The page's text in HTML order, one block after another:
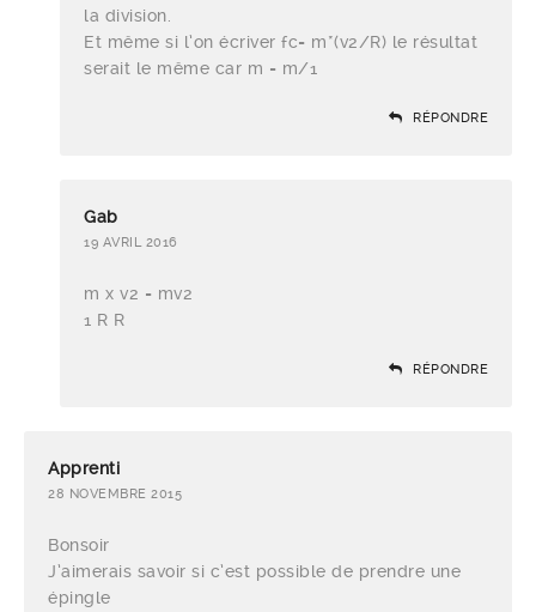
la division.
Et même si l’on écriver fc= m*(v2/R) le résultat
serait le même car m = m/1
RÉPONDRE
Gab
19 AVRIL 2016
m x v2 = mv2
1 R R
RÉPONDRE
Apprenti
28 NOVEMBRE 2015
Bonsoir
J’aimerais savoir si c’est possible de prendre une
épingle